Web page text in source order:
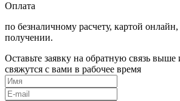
Оплата
по безналичному расчету, картой
получении.
Оставьте заявку на обратную связь
свяжутся с вами в рабочее время